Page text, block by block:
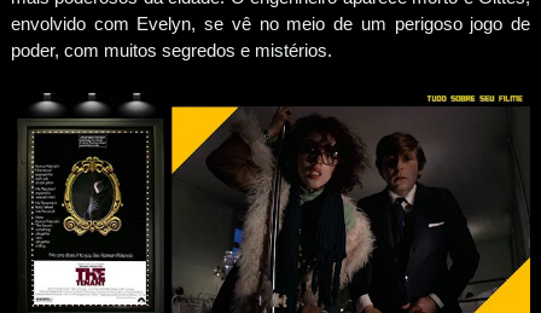
envolvido com Evelyn, se vê no meio de um perigoso jogo de
poder, com muitos segredos e mistérios.